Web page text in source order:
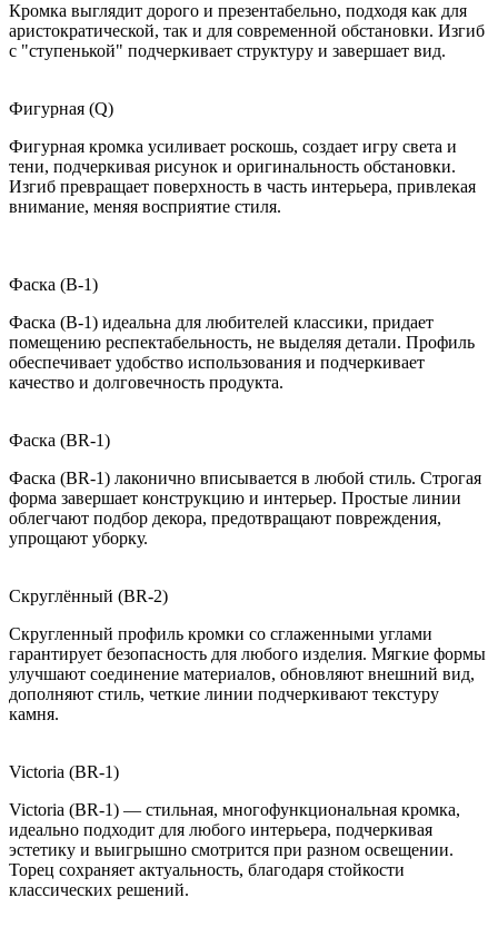
Кромка выглядит дорого и презентабельно, подходя как для
аристократической, так и для современной обстановки. Изгиб
с "ступенькой" подчеркивает структуру и завершает вид.
Фигурная (Q)
Фигурная кромка усиливает роскошь, создает игру света и
тени, подчеркивая рисунок и оригинальность обстановки.
Изгиб превращает поверхность в часть интерьера, привлекая
внимание, меняя восприятие стиля.
Фаска (B-1)
Фаска (B-1) идеальна для любителей классики, придает
помещению респектабельность, не выделяя детали. Профиль
обеспечивает удобство использования и подчеркивает
качество и долговечность продукта.
Фаска (BR-1)
Фаска (BR-1) лаконично вписывается в любой стиль. Строгая
форма завершает конструкцию и интерьер. Простые линии
облегчают подбор декора, предотвращают повреждения,
упрощают уборку.
Скруглённый (BR-2)
Скругленный профиль кромки со сглаженными углами
гарантирует безопасность для любого изделия. Мягкие формы
улучшают соединение материалов, обновляют внешний вид,
дополняют стиль, четкие линии подчеркивают текстуру
камня.
Victoria (BR-1)
Victoria (BR-1) — стильная, многофункциональная кромка,
идеально подходит для любого интерьера, подчеркивая
эстетику и выигрышно смотрится при разном освещении.
Торец сохраняет актуальность, благодаря стойкости
классических решений.